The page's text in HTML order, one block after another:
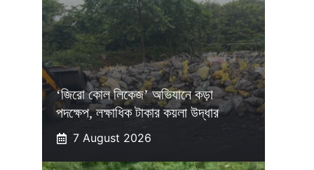
‘জিরো কোল লিকেজ’ অভিযানে কড়া
পদক্ষেপ, লক্ষাধিক টাকার কয়লা উদ্ধার
7 August 2026